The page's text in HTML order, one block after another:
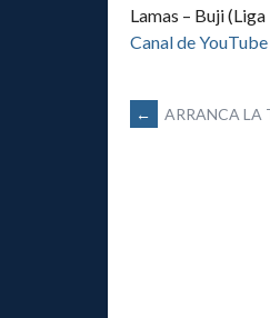
Lamas – Buji
Canal de YouTube
← ARRANCA LA